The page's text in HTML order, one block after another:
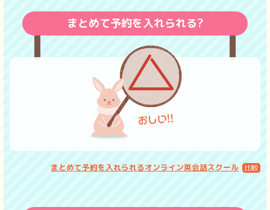
まとめて予約を入れられる?
まとめて予約を入れられるオンライン英会話スクール